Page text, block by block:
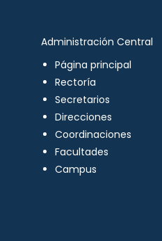
Administración Central
Página principal
Rectoría
Secretarios
Direcciones
Coordinaciones
Facultades
Campus